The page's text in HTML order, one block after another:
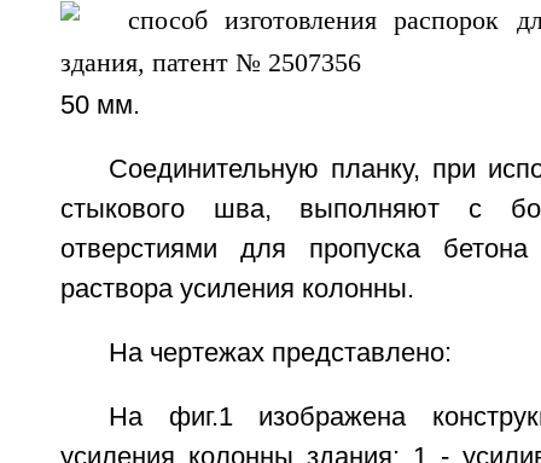
50 мм.
Соединительную планку, при
стыкового шва, выполняют с
отверстиями для пропуска бетона
раствора усиления колонны.
На чертежах представлено:
На фиг.1 изображена